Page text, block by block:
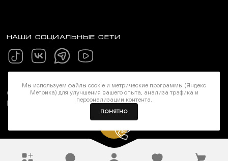
НАШИ СОЦИАЛЬНЫЕ СЕТИ
©Stereozona 2026. Все права защищены
Политика конфиденциальности
Мы используем файлы cookie и метрические программы (Яндекс
Метрика) для улучшения вашего опыта, анализа трафика и
персонализации контента.
ПОНЯТНО